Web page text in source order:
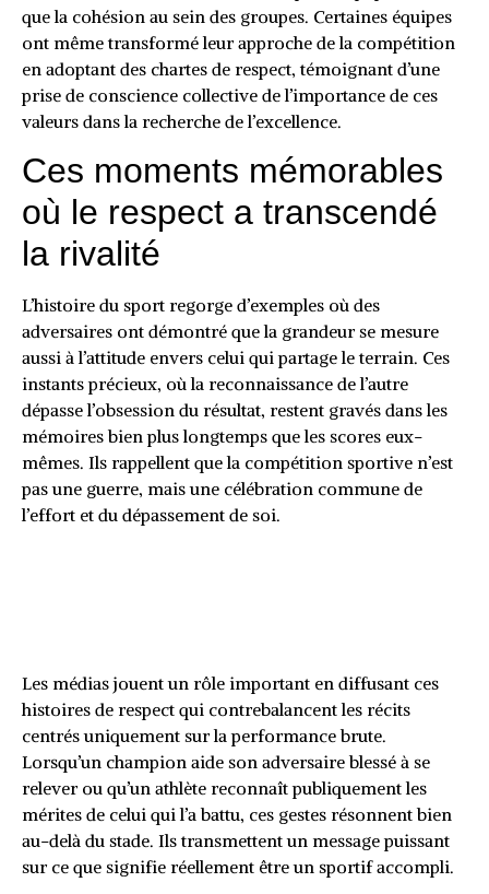
que la cohésion au sein des groupes. Certaines équipes
ont même transformé leur approche de la compétition
en adoptant des chartes de respect, témoignant d’une
prise de conscience collective de l’importance de ces
valeurs dans la recherche de l’excellence.
Ces moments mémorables
où le respect a transcendé
la rivalité
L’histoire du sport regorge d’exemples où des
adversaires ont démontré que la grandeur se mesure
aussi à l’attitude envers celui qui partage le terrain. Ces
instants précieux, où la reconnaissance de l’autre
dépasse l’obsession du résultat, restent gravés dans les
mémoires bien plus longtemps que les scores eux-
mêmes. Ils rappellent que la compétition sportive n’est
pas une guerre, mais une célébration commune de
l’effort et du dépassement de soi.
Les médias jouent un rôle important en diffusant ces
histoires de respect qui contrebalancent les récits
centrés uniquement sur la performance brute.
Lorsqu’un champion aide son adversaire blessé à se
relever ou qu’un athlète reconnaît publiquement les
mérites de celui qui l’a battu, ces gestes résonnent bien
au-delà du stade. Ils transmettent un message puissant
sur ce que signifie réellement être un sportif accompli.